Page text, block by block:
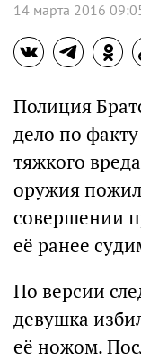
14 марта 2016
Полиция
дело по
тяжкого
оружия
совершении
её ранее
По версии
девушка
её ножом.